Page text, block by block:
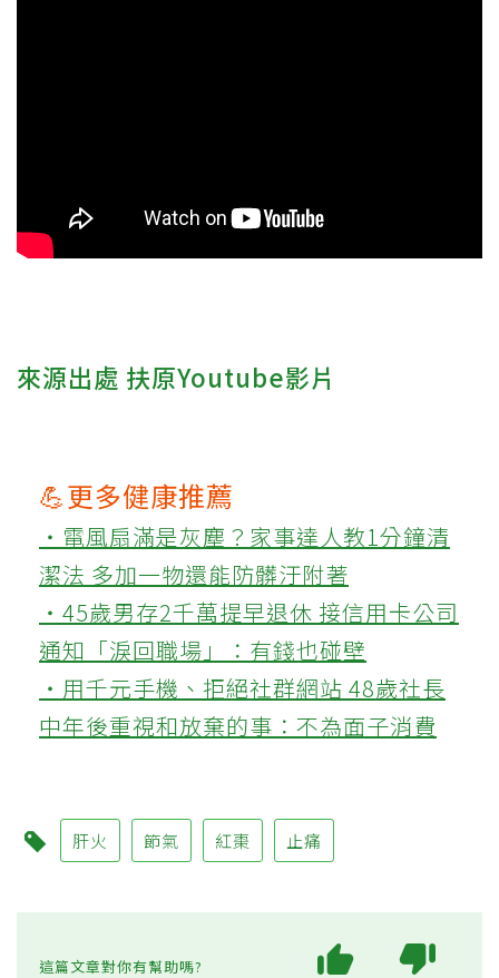
來源出處 扶原Youtube影片
💪更多健康推薦
‧電風扇滿是灰塵？家事達人教1分鐘清
潔法 多加一物還能防髒汙附著
‧45歲男存2千萬提早退休 接信用卡公司
通知「淚回職場」：有錢也碰壁
‧用千元手機、拒絕社群網站 48歲社長
中年後重視和放棄的事：不為面子消費
肝火 節氣 紅棗 止痛
這篇文章對你有幫助嗎?